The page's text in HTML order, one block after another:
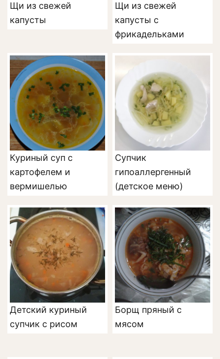
Щи из свежей
капусты
Щи из свежей
капусты с
фрикадельками
Куриный суп с
картофелем и
вермишелью
Супчик
гипоаллергенный
(детское меню)
Детский куриный
супчик с рисом
Борщ пряный с
мясом